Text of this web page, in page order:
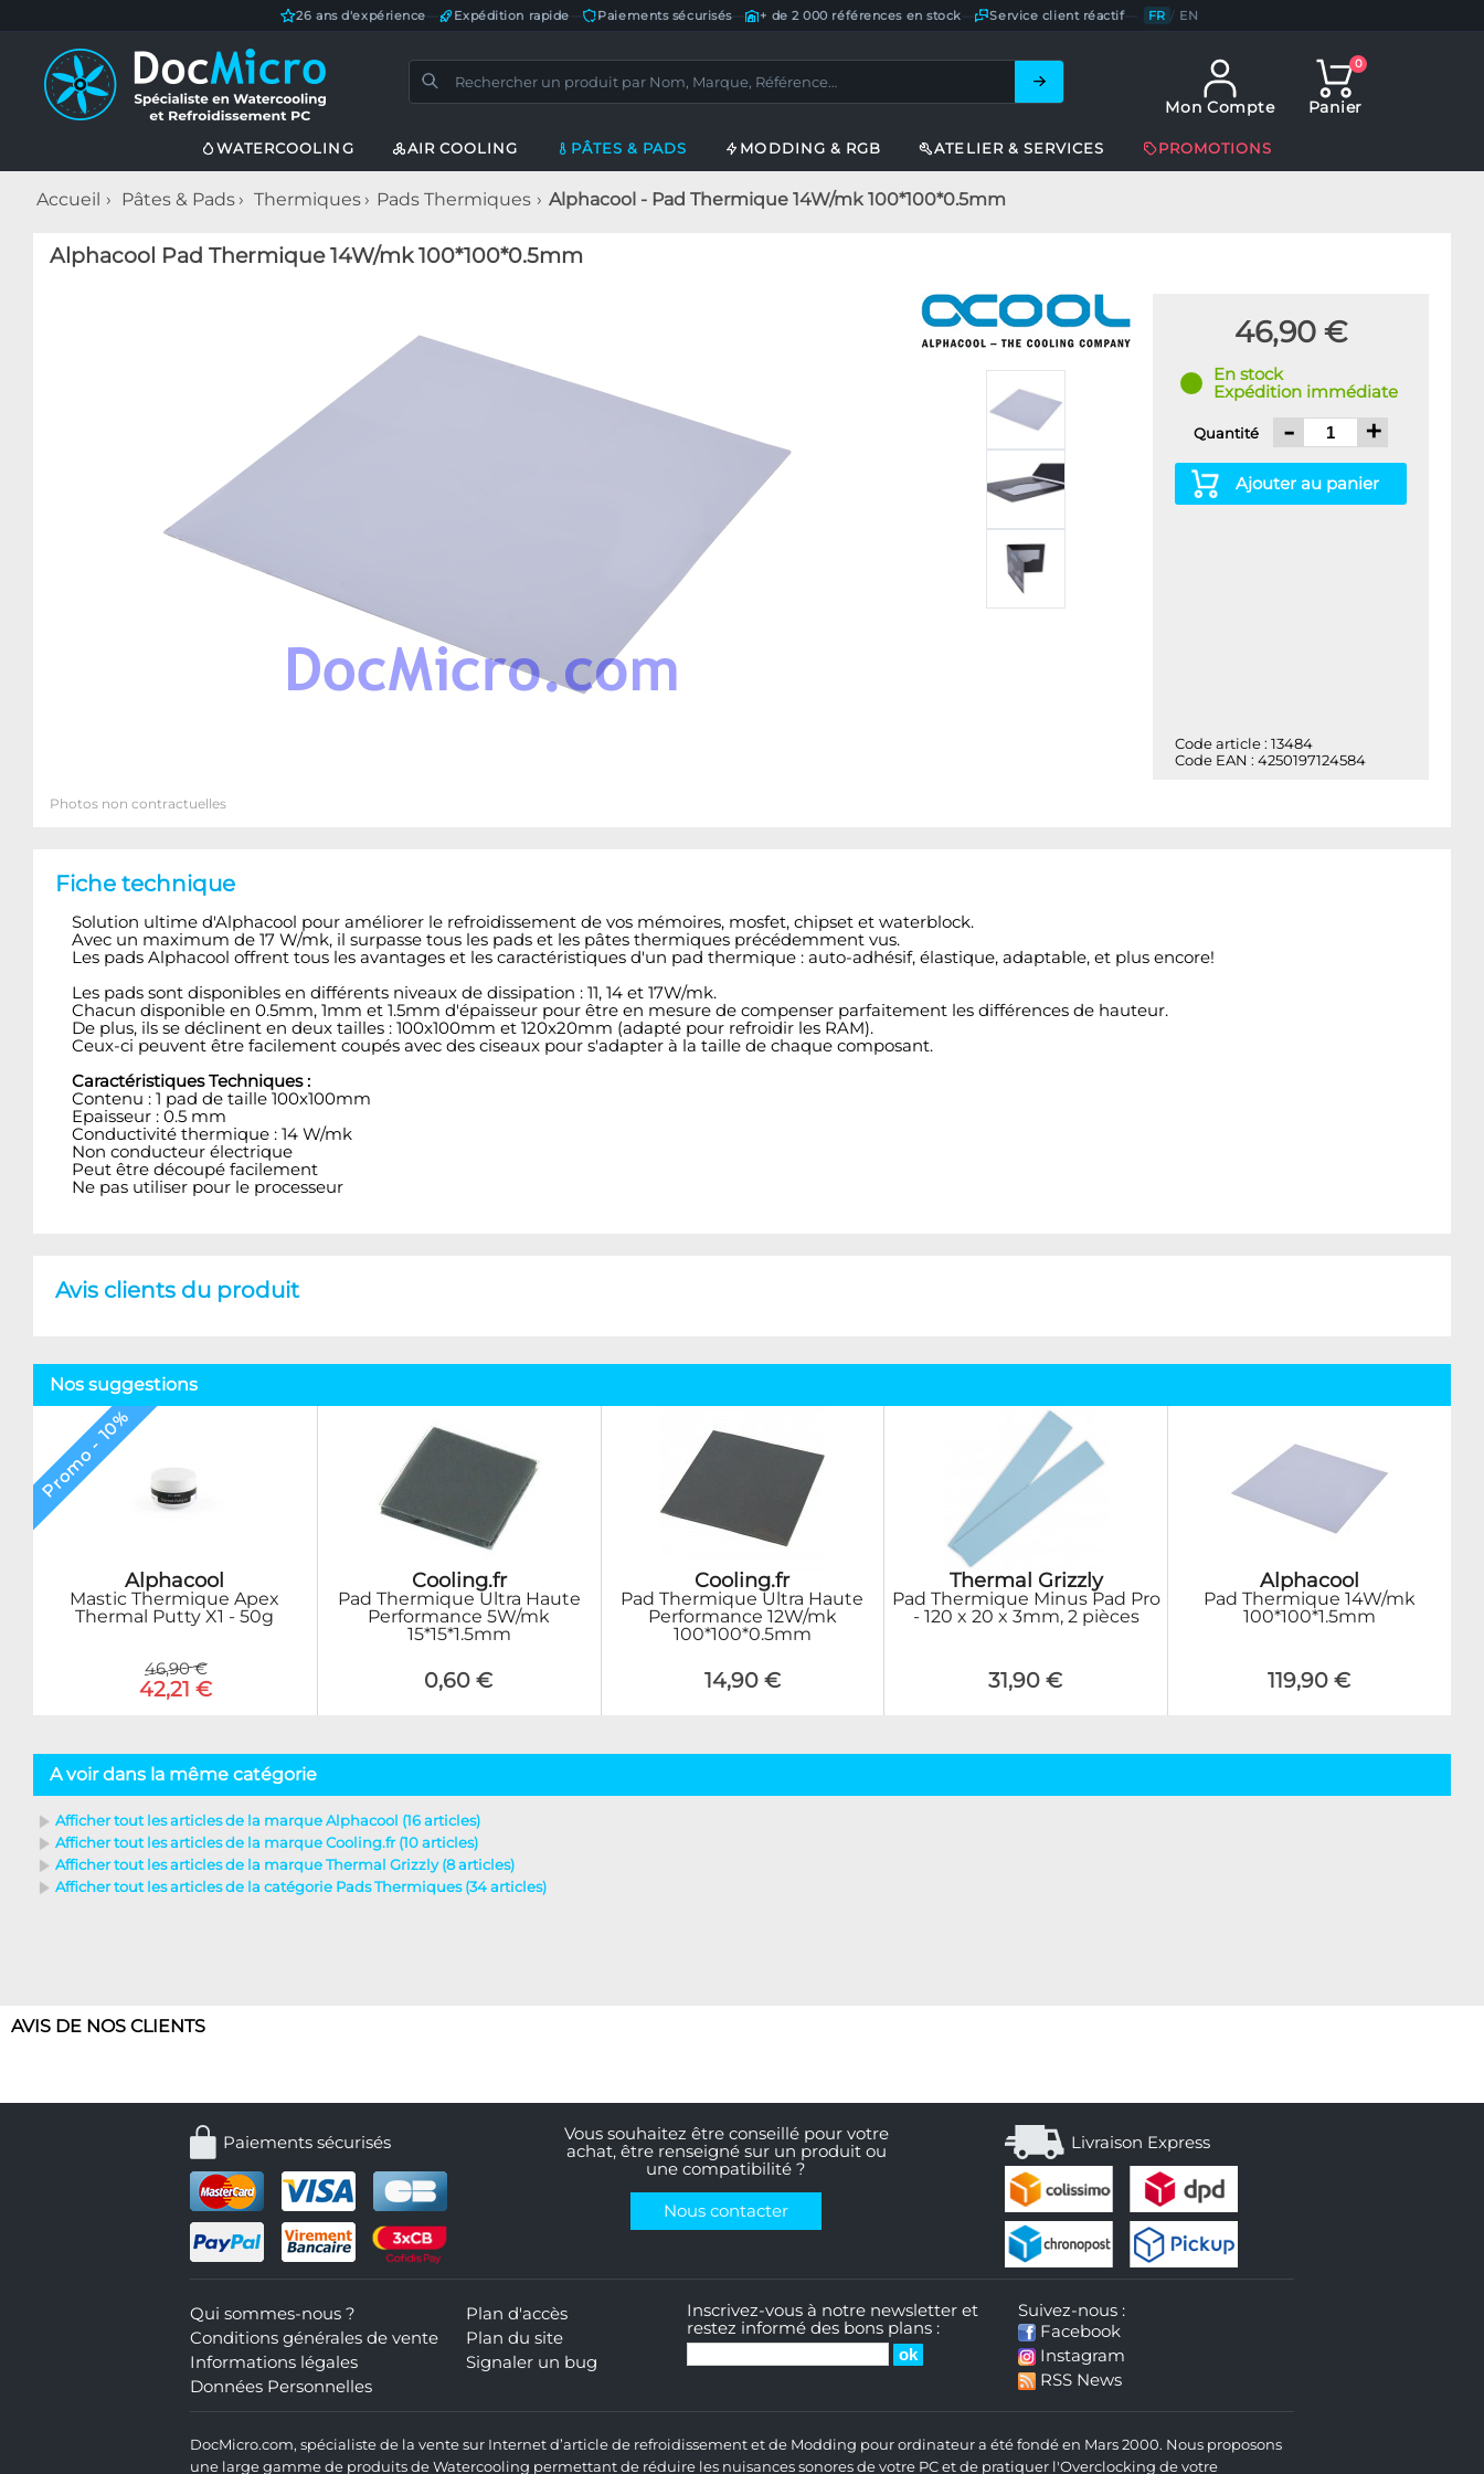
26 ans d'expérience Expédition rapide Paiements sécurisés— + de 2 000 références en stock Service client réactif— FR / EN
Mon Compte
0
Panier
WATERCOOLING AIR COOLING PÂTES & PADS MODDING & RGB ATELIER & SERVICES PROMOTIONS
Accueil Pâtes & Pads Thermiques Pads Thermiques Alphacool - Pad Thermique 14W/mk 100*100*0.5mm
Alphacool Pad Thermique 14W/mk 100*100*0.5mm
46,90 €
En stock
Expédition immédiate
Quantité - +
Ajouter au panier
Code article : 13484
Code EAN : 4250197124584
Photos non contractuelles
Fiche technique
Solution ultime d'Alphacool pour améliorer le refroidissement de vos mémoires, mosfet, chipset et waterblock.
Avec un maximum de 17 W/mk, il surpasse tous les pads et les pâtes thermiques précédemment vus.
Les pads Alphacool offrent tous les avantages et les caractéristiques d'un pad thermique : auto-adhésif, élastique, adaptable, et plus encore!
Les pads sont disponibles en différents niveaux de dissipation : 11, 14 et 17W/mk.
Chacun disponible en 0.5mm, 1mm et 1.5mm d'épaisseur pour être en mesure de compenser parfaitement les différences de hauteur.
De plus, ils se déclinent en deux tailles : 100x100mm et 120x20mm (adapté pour refroidir les RAM).
Ceux-ci peuvent être facilement coupés avec des ciseaux pour s'adapter à la taille de chaque composant.
Caractéristiques Techniques :
Contenu : 1 pad de taille 100x100mm
Epaisseur : 0.5 mm
Conductivité thermique : 14 W/mk
Non conducteur électrique
Peut être découpé facilement
Ne pas utiliser pour le processeur
Avis clients du produit
Nos suggestions
Promo - 10%
Alphacool
Mastic Thermique Apex
Thermal Putty X1 - 50g
46,90 €
42,21 €
Cooling.fr
Pad Thermique Ultra Haute
Performance 5W/mk
15*15*1.5mm
0,60 €
Cooling.fr
Pad Thermique Ultra Haute
Performance 12W/mk
100*100*0.5mm
14,90 €
Thermal Grizzly
Pad Thermique Minus Pad Pro
- 120 x 20 x 3mm, 2 pièces
31,90 €
Alphacool
Pad Thermique 14W/mk
100*100*1.5mm
119,90 €
A voir dans la même catégorie
Afficher tout les articles de la marque Alphacool (16 articles)
Afficher tout les articles de la marque Cooling.fr (10 articles)
Afficher tout les articles de la marque Thermal Grizzly (8 articles)
Afficher tout les articles de la catégorie Pads Thermiques (34 articles)
AVIS DE NOS CLIENTS
Paiements sécurisés
Vous souhaitez être conseillé pour votre
achat, être renseigné sur un produit ou
une compatibilité ?
Nous contacter
Livraison Express
Qui sommes-nous ?
Conditions générales de vente
Informations légales
Données Personnelles
Plan d'accès
Plan du site
Signaler un bug
Inscrivez-vous à notre newsletter et
restez informé des bons plans :
Suivez-nous :
Facebook
Instagram
RSS News
DocMicro.com, spécialiste de la vente sur Internet d’article de refroidissement et de Modding pour ordinateur a été fondé en Mars 2000. Nous proposons
une large gamme de produits de Watercooling permettant de réduire les nuisances sonores de votre PC et de pratiquer l'Overclocking de votre